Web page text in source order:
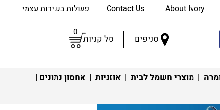
About Ivory פעולות בשירות עצמי
סניפים סל קניות
0
| מוצרי חשמל לבית | אוזניות | אחסון נתונים |